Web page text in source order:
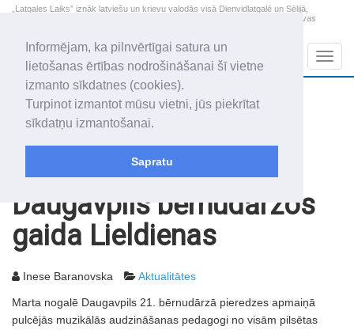
Informējam, ka pilnvērtīgai satura un
lietošanas ērtības nodrošināšanai šī vietne
izmanto sīkdatnes (cookies).
Turpinot izmantot mūsu vietni, jūs piekrītat
sīkdatņu izmantošanai.
Sapratu
„Latgales Laiks” iznāk latviešu un krievu valodās visā Dienvidlatgalē un Sēlijā,
„Latgales Laiks” latviešu valodā aptver Daugavpils valstspilsētu, Augšdaugavas
2026. gada 8. augusts
Sestdiena
Mudīte, Vladislava, Vladislavs
+13.5
Daugavpils bērnudārzos
gaida Lieldienas
Inese Baranovska Aktualitātes
Marta nogalē Daugavpils 21. bērnudārzā pieredzes apmaiņā
pulcējās muzikālās audzināšanas pedagogi no visām pilsētas